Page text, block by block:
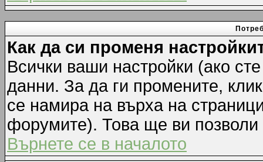
Как да си променя
Всички ваши настройки (ако
данни. За да ги промените,
се намира на върха на
форумите). Това ще ви позволи
Върнете се в началото